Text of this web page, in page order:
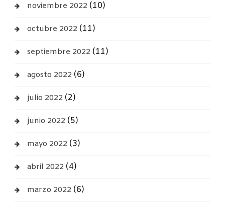
noviembre 2022 (10)
octubre 2022 (11)
septiembre 2022 (11)
agosto 2022 (6)
julio 2022 (2)
junio 2022 (5)
mayo 2022 (3)
abril 2022 (4)
marzo 2022 (6)